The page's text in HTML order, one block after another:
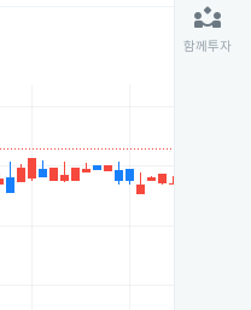
partner_exchange
함께투자